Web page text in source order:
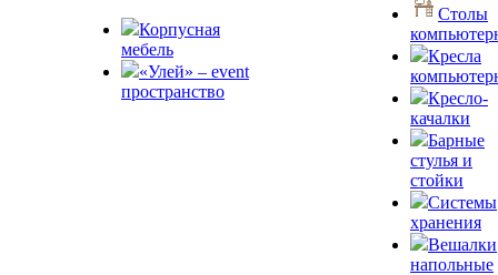
Корпусная
мебель
«Улей» – event
пространство
Столы
Кресла
Кресло-
качалки
Барные
стулья и
стойки
Системы
хранения
Вешалки
напольные